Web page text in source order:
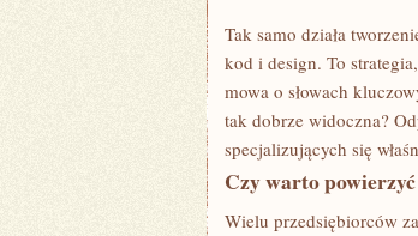
Tak samo działa
kod i design. To
mowa o słowach
tak dobrze widoczna?
specjalizujących się
Czy warto
Wielu przedsiębiorców